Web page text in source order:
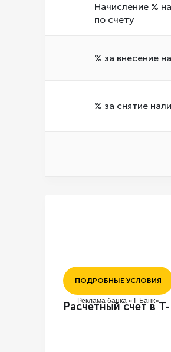
Начисление %
по счету
% за внесение
% за снятие
ПОДРОБНЫЕ УСЛОВИЯ
Реклама банка «Т-Банк»
Расчетный счет в